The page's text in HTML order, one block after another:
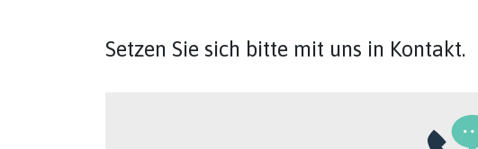
Setzen Sie sich bitte mit uns in Kontakt.